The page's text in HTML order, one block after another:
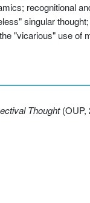
recognitional
singular
"vicarious" use of
Thought(OUP,